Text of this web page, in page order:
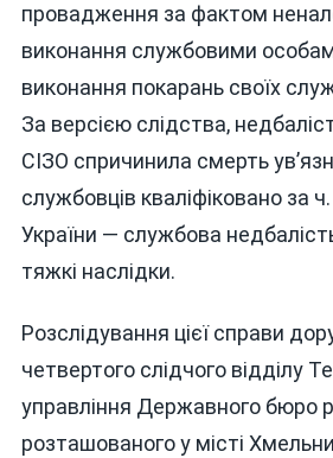
провадження за фактом
виконання службовими
виконання покарань своїх
За версією слідства,
СІЗО спричинила смерть
службовців кваліфіковано за
України — службова
тяжкі наслідки.
Розслідування цієї справи
четвертого слідчого відділу
управління Державного бюро
розташованого у місті